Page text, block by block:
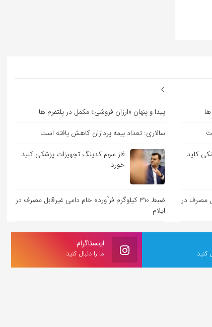
کلید
مصرف در
پیدا و پنهان «ارزان فروشی» مکمل در پلتفرم ها
سالاری: تعداد بیمه پردازان کاهش یافته است
فاز سوم کدینگ تجهیزات پزشکی کلید
خورد
ضبط ۳۱۰ کیلوگرم فرآورده خام دامی غیرقابل مصرف در
ایلام
اینستاگرام
ما را دنبال کنید کنید